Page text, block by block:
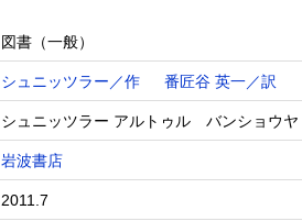
図書（一般）
シュニッツラー／作 番匠谷 英一／訳
シュニッツラー アルトゥル バンショウ
岩波書店
2011.7